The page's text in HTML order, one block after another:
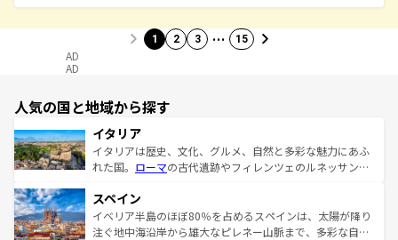
1 2 3 … 15
AD
AD
人気の国と地域から探す
イタリア
イタリアは歴史、文化、グルメ、自然と多彩な魅力にあふ
れた国。 ローマの古代遺跡やフィレンツェのルネッサンス
ろん、トスカーナの美しい田園風景やアマルフィ海岸の絶
景など、自然景観も見逃せない。観光の合間には、本場の
ピザやパスタなど、絶品のイタリア料理を堪能することも
スペイン
イベリア半島のほぼ80％を占めるスペインは、太陽が降り
注ぐ地中海沿岸から雄大なピレネー山脈まで、多彩な自然